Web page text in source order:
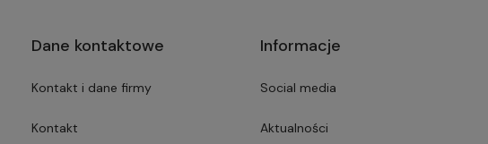
Dane kontaktowe
Kontakt i dane firmy
Kontakt
Informacje
Social media
Aktualności